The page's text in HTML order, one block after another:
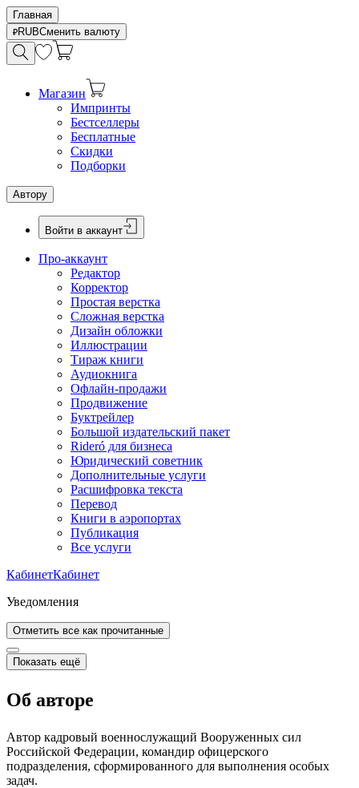
Главная
RUBСменить валюту
Магазин
Импринты
Бестселлеры
Бесплатные
Скидки
Подборки
Автору
Войти в аккаунт
Про-аккаунт
Редактор
Корректор
Простая верстка
Сложная верстка
Дизайн обложки
Иллюстрации
Тираж книги
Аудиокнига
Офлайн-продажи
Продвижение
Буктрейлер
Большой издательский пакет
Rideró для бизнеса
Юридический советник
Дополнительные услуги
Расшифровка текста
Перевод
Книги в аэропортах
Публикация
Все услуги
КабинетКабинет
Уведомления
Отметить все как прочитанные
Показать ещё
Об авторе
Автор кадровый военнослужащий Вооруженных сил
Российской Федерации, командир офицерского
подразделения, сформированного для выполнения особых
задач.